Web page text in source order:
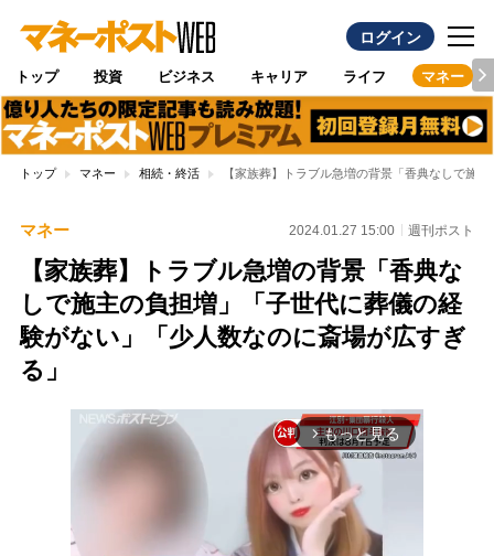
ログイン
トップ 投資 ビジネス キャリア ライフ マネー
トップ マネー 相続・終活 【家族葬】トラブル急増の背景「香典なしで施
マネー 2024.01.27 15:00 週刊ポスト
【家族葬】トラブル急増の背景「香典な
しで施主の負担増」「子世代に葬儀の経
験がない」「少人数なのに斎場が広すぎ
る」
arrow_forward_ios もっと見る